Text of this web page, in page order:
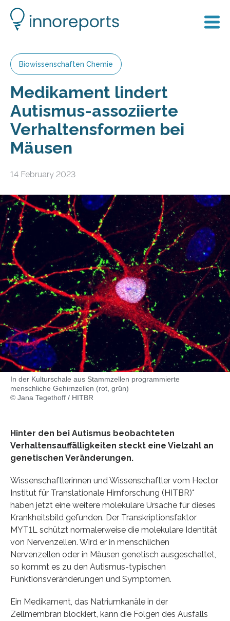
Biowissenschaften Chemie
Medikament lindert
Autismus-assoziierte
Verhaltensformen bei
Mäusen
14 February 2023
In der Kulturschale aus Stammzellen programmierte
menschliche Gehirnzellen (rot, grün)
© Jana Tegethoff / HITBR
Hinter den bei Autismus beobachteten
Verhaltensauffälligkeiten steckt eine Vielzahl an
genetischen Veränderungen.
Wissenschaftlerinnen und Wissenschaftler vom Hector
Institut für Translationale Hirnforschung (HITBR)*
haben jetzt eine weitere molekulare Ursache für dieses
Krankheitsbild gefunden. Der Transkriptionsfaktor
MYT1L schützt normalerweise die molekulare Identität
von Nervenzellen. Wird er in menschlichen
Nervenzellen oder in Mäusen genetisch ausgeschaltet,
so kommt es zu den Autismus-typischen
Funktionsveränderungen und Symptomen.
Ein Medikament, das Natriumkanäle in der
Zellmembran blockiert, kann die Folgen des Ausfalls